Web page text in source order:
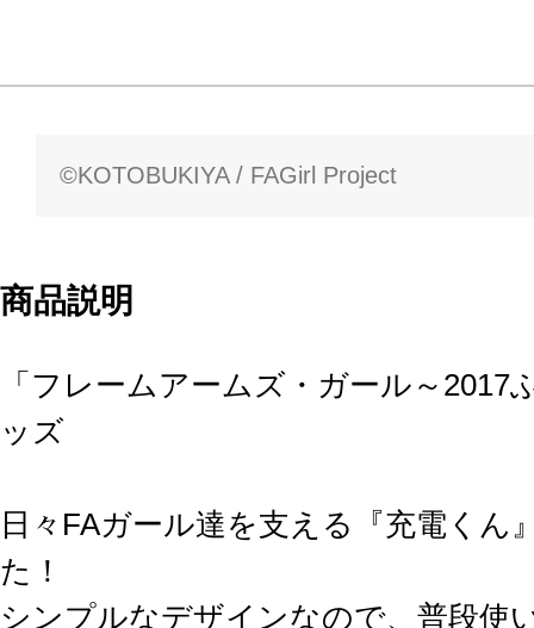
©KOTOBUKIYA / FAGirl Project
商品説明
「フレームアームズ・ガール～2017
ッズ
日々FAガール達を支える『充電くん
た！
シンプルなデザインなので、普段使